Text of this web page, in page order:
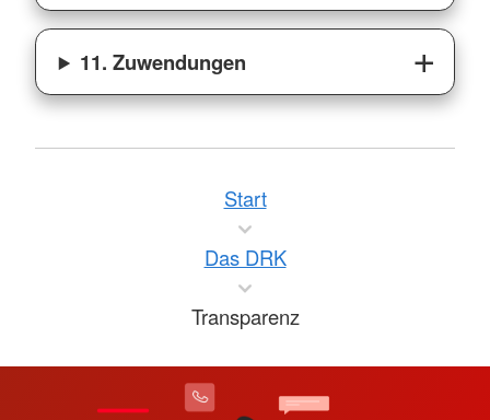
11. Zuwendungen
Start
Das DRK
Transparenz